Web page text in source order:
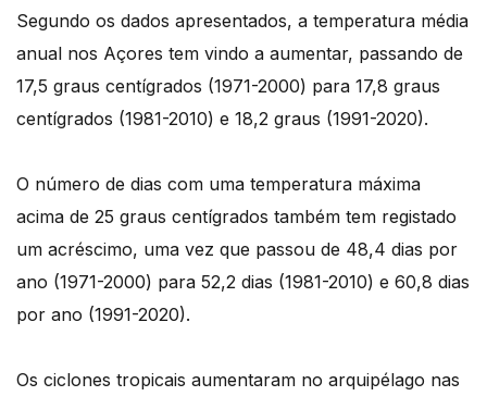
Segundo os dados apresentados, a temperatura média
anual nos Açores tem vindo a aumentar, passando de
17,5 graus centígrados (1971-2000) para 17,8 graus
centígrados (1981-2010) e 18,2 graus (1991-2020).
O número de dias com uma temperatura máxima
acima de 25 graus centígrados também tem registado
um acréscimo, uma vez que passou de 48,4 dias por
ano (1971-2000) para 52,2 dias (1981-2010) e 60,8 dias
por ano (1991-2020).
Os ciclones tropicais aumentaram no arquipélago nas